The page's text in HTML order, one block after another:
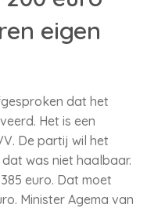
eigen
dat het
Het is een
De partij wil het
was niet haalbaar.
euro. Dat moet
Minister Agema van